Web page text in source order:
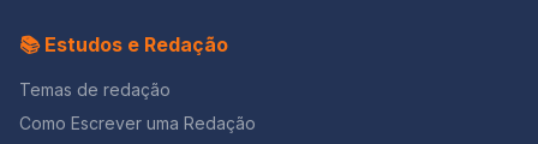
📚 Estudos e Redação
Temas de redação
Como Escrever uma Redação